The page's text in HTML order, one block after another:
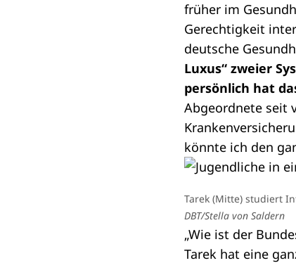
früher im
Gerechtigkeit
deutsche
Luxus“ zweier
persönlich hat
Abgeordnete seit
könnte ich den
Tarek (Mitte) studiert
DBT/Stella von Saldern
„Wie ist der
Tarek hat eine